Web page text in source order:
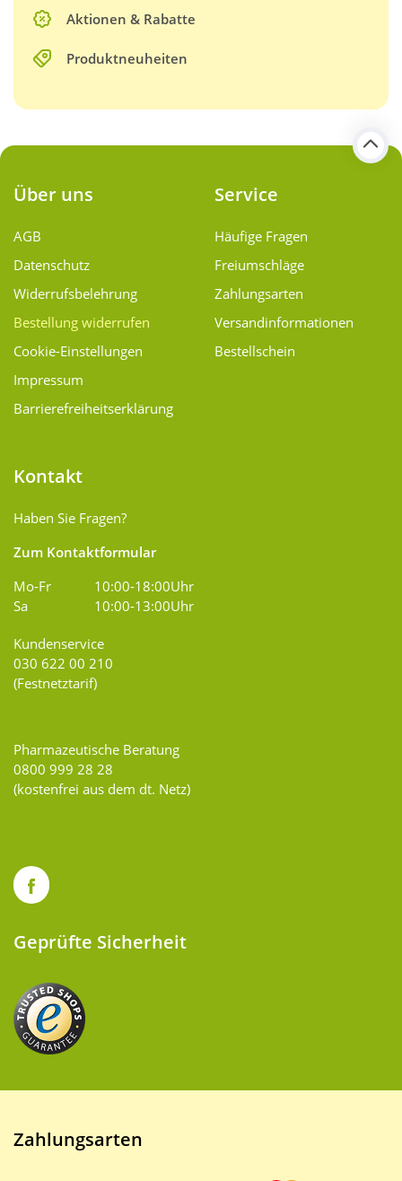
Aktionen & Rabatte
Produktneuheiten
Über uns
AGB
Datenschutz
Widerrufsbelehrung
Bestellung widerrufen
Cookie-Einstellungen
Impressum
Barrierefreiheitserklärung
Service
Häufige Fragen
Freiumschläge
Zahlungsarten
Versand­informationen
Bestellschein
Kontakt
Haben Sie Fragen?
Zum Kontaktformular
Mo-Fr
10:00-18:00Uhr
Sa
10:00-13:00Uhr
Kundenservice
030 622 00 210
(Festnetztarif)
Pharmazeutische Beratung
0800 999 28 28
(kostenfrei aus dem dt. Netz)
Geprüfte Sicherheit
Zahlungsarten